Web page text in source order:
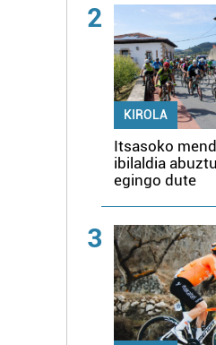
2
KIROLA
Itsasoko
ibilaldia
egingo dute
3